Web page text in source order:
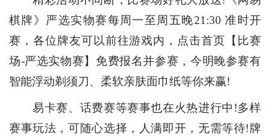
棋牌》严选实物赛每周一至周五晚21:30 准时开
赛，各位牌友可以前往游戏内，点击首页【比赛
场-严选实物赛】免费报名并参赛，今明晚参赛有
智能浮动剃须刀、柔软亲肤面巾纸等你来赢!
易卡赛、话费赛等赛事也在火热进行中!多样
赛事玩法，可随心选择，人满即开，无需等待!牌